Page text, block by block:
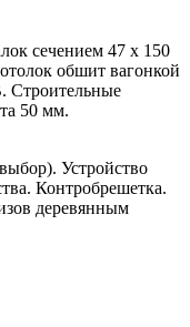
сечением 47 х 150
обшит вагонкой
Строительные
50 мм.
Устройство
Контробрешетка.
деревянным